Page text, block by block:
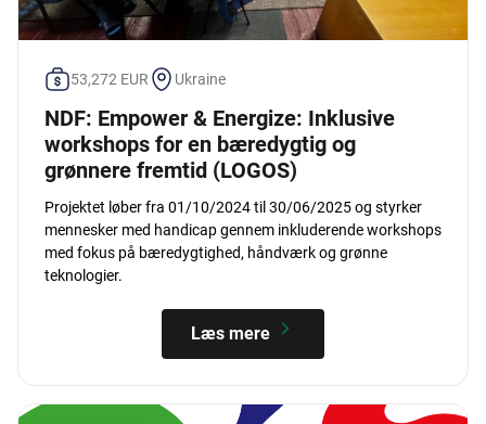
53,272 EUR Ukraine
NDF: Empower & Energize: Inklusive
workshops for en bæredygtig og
grønnere fremtid (LOGOS)
Projektet løber fra 01/10/2024 til 30/06/2025 og styrker
mennesker med handicap gennem inkluderende workshops
med fokus på bæredygtighed, håndværk og grønne
teknologier.
Læs mere